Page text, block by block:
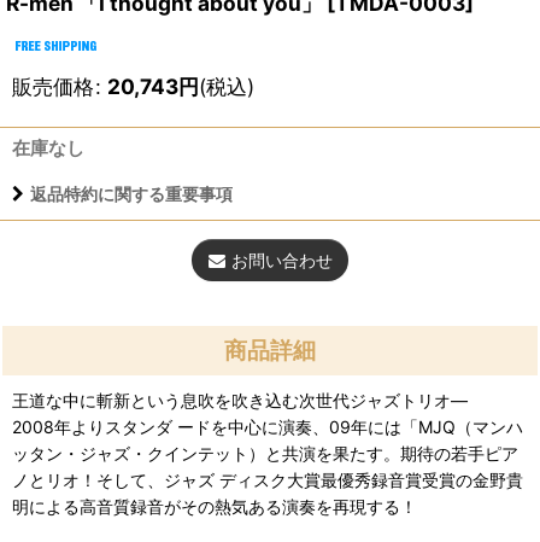
販売価格: 20,743円(税込)
在庫なし
返品特約に関する重要事項
お問い合わせ
商品詳細
王道な中に斬新という息吹を吹き込む次世代ジャズトリオ―
2008年よりスタンダ ードを中心に演奏、09年には「MJQ（マンハ
ッタン・ジャズ・クインテット）と共演を果たす。期待の若手ピア
ノとリオ！そして、ジャズ ディスク大賞最優秀録音賞受賞の金野貴
明による高音質録音がその熱気ある演奏を再現する！